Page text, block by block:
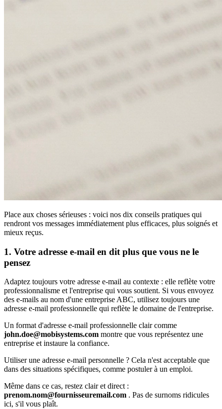
Place aux choses sérieuses : voici nos dix conseils pratiques qui
rendront vos messages immédiatement plus efficaces, plus soignés et
mieux reçus.
1. Votre adresse e-mail en dit plus que vous ne le
pensez
Adaptez toujours votre adresse e-mail au contexte : elle reflète votre
professionnalisme et l'entreprise qui vous soutient. Si vous envoyez
des e-mails au nom d'une entreprise ABC, utilisez toujours une
adresse e-mail professionnelle qui reflète le domaine de l'entreprise.
Un format d'adresse e-mail professionnelle clair comme
john.doe@mobisystems.com montre que vous représentez une
entreprise et instaure la confiance.
Utiliser une adresse e-mail personnelle ? Cela n'est acceptable que
dans des situations spécifiques, comme postuler à un emploi.
Même dans ce cas, restez clair et direct :
prenom.nom@fournisseuremail.com . Pas de surnoms ridicules
ici, s'il vous plaît.